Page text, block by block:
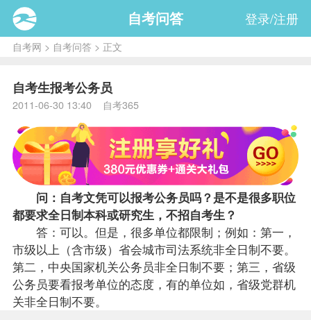
自考问答 登录/注册
自考网 > 自考问答> 正文
自考生报考公务员
2011-06-30 13:40 自考365
问：自考文凭可以报考公务员吗？是不是很多职位
都要求全日制本科或研究生，不招自考生？
答：可以。但是，很多单位都限制；例如：第一，
市级以上（含市级）省会城市司法系统非全日制不要。
第二，中央国家机关公务员非全日制不要；第三，省级
公务员要看报考单位的态度，有的单位如，省级党群机
关非全日制不要。